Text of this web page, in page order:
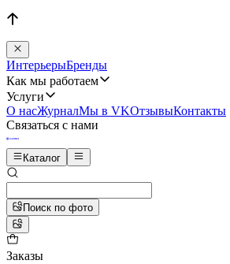
ИнтерьерыБренды
Как мы работаем
Услуги
О насЖурналМы в VKОтзывыКонтакты
Связаться с нами
Каталог
Поиск по фото
Заказы